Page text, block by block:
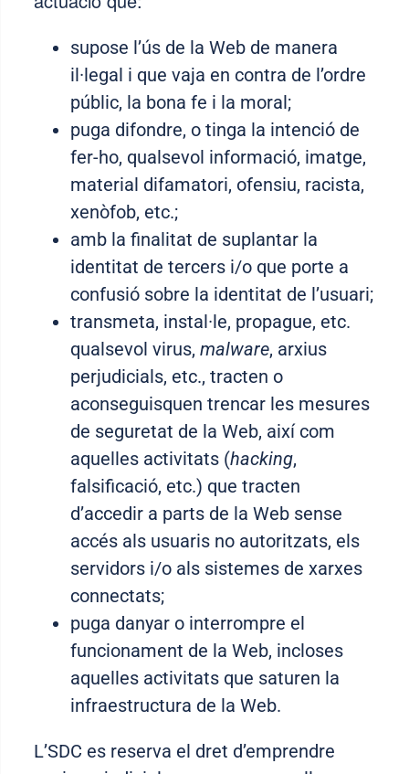
supose l’ús de la Web de manera
il·legal i que vaja en contra de l’ordre
públic, la bona fe i la moral;
puga difondre, o tinga la intenció de
fer-ho, qualsevol informació, imatge,
material difamatori, ofensiu, racista,
xenòfob, etc.;
amb la finalitat de suplantar la
identitat de tercers i/o que porte a
confusió sobre la identitat de l’usuari;
transmeta, instal·le, propague, etc.
qualsevol virus,malware, arxius
perjudicials, etc., tracten o
aconseguisquen trencar les mesures
de seguretat de la Web, així com
aquelles activitats (hacking,
falsificació, etc.) que tracten
d’accedir a parts de la Web sense
accés als usuaris no autoritzats, els
servidors i/o als sistemes de xarxes
connectats;
puga danyar o interrompre el
funcionament de la Web, incloses
aquelles activitats que saturen la
infraestructura de la Web.
L’SDC es reserva el dret d’emprendre